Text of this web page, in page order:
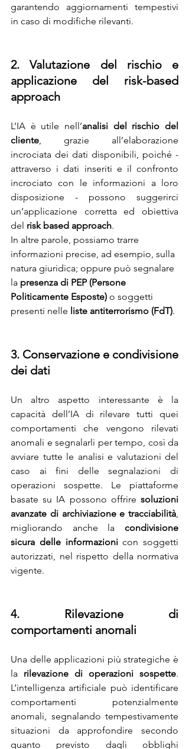
garantendo aggiornamenti tempestivi
in caso di modifiche rilevanti.
2. Valutazione del rischio e
applicazione del risk-based
approach
L’IA è utile nell’analisi del rischio del
cliente , grazie all’elaborazione
incrociata dei dati disponibili, poiché -
attraverso i dati inseriti e il confronto
incrociato con le informazioni a loro
disposizione - possono suggerirci
un’applicazione corretta ed obiettiva
del risk based approach.
In altre parole, possiamo trarre
informazioni precise, ad esempio, sulla
natura giuridica; oppure può segnalare
la presenza di PEP (Persone
Politicamente Esposte) o soggetti
presenti nelle liste antiterrorismo (FdT).
3. Conservazione e condivisione
dei dati
Un altro aspetto interessante è la
capacità dell’IA di rilevare tutti quei
comportamenti che vengono rilevati
anomali e segnalarli per tempo, così da
avviare tutte le analisi e valutazioni del
caso ai fini delle segnalazioni di
operazioni sospette. Le piattaforme
basate su IA possono offrire soluzioni
avanzate di archiviazione e tracciabilità
migliorando anche la condivisione
sicura delle informazioni con soggetti
autorizzati, nel rispetto della normativa
vigente.
4. Rilevazione di
comportamenti anomali
Una delle applicazioni più strategiche è
la rilevazione di operazioni sospette.
L’intelligenza artificiale può identificare
comportamenti potenzialmente
anomali, segnalando tempestivamente
situazioni da approfondire secondo
quanto previsto dagli obblighi